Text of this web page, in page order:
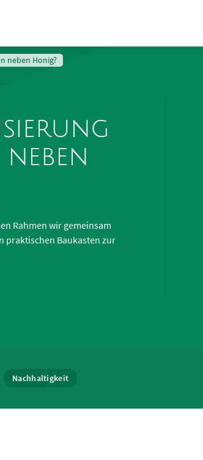
neben Honig?
Rahmen wir gemeinsam
praktischen Baukasten zur
Nachhaltigkeit